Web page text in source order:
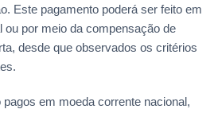
Este pagamento poderá ser feito em
ou por meio da compensação de
desde que observados os critérios
em moeda corrente nacional,